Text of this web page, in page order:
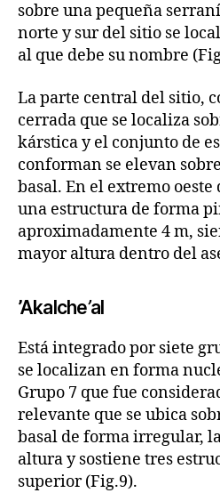
sobre una pequeña
norte y sur del sitio se
al que debe su nombre
La parte central del sitio,
cerrada que se localiza
kárstica y el conjunto de
conforman se elevan
basal. En el extremo
una estructura de forma
aproximadamente 4 m,
mayor altura dentro del
’Akalche’al
Está integrado por siete
se localizan en forma
Grupo 7 que fue
relevante que se ubica
basal de forma irregular,
altura y sostiene tres
superior (Fig.9).